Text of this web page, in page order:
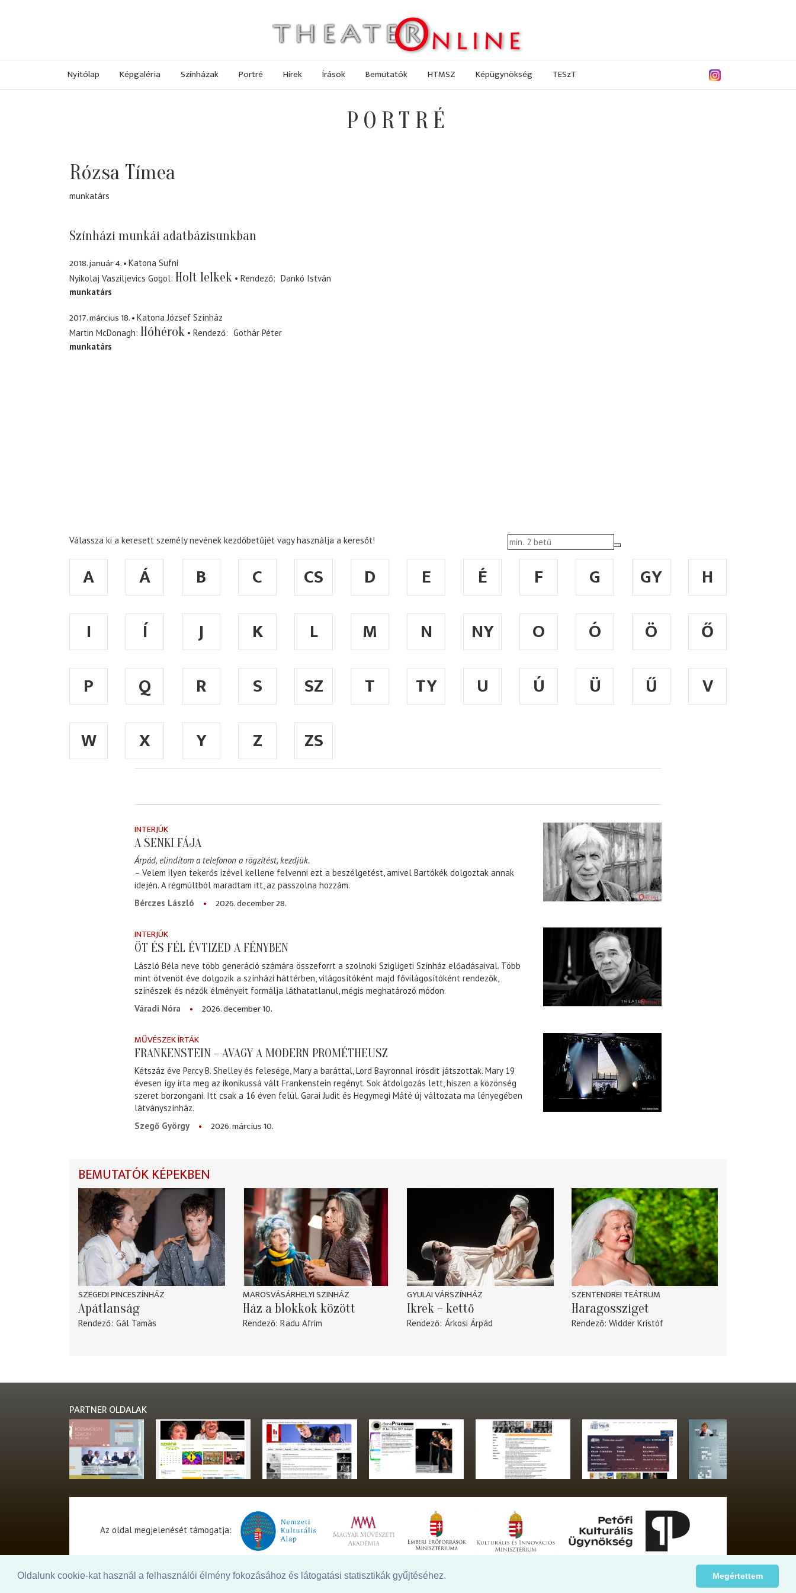
Oldalunk cookie-kat használ a felhasználói élmény fokozásához és látogatási statisztikák gyűjtéséhez. Megértettem
Nyitólap Képgaléria Színházak Portré Hírek Írások Bemutatók HTMSZ Képügynökség TESzT
PORTRÉ
Rózsa Tímea
munkatárs
Színházi munkái adatbázisunkban
2018. január 4.
Katona Sufni
Nyikolaj Vasziljevics Gogol Holt lelkek Rendező
Dankó István
munkatárs
2017. március 18.
Katona József Színház
Martin McDonagh Hóhérok Rendező
Gothár Péter
munkatárs
Válassza ki a keresett személy nevének kezdőbetűjét vagy használja a keresőt!
A Á B C CS D E É F G GY
H
I
Í J K L M N NY O Ó Ö
Ő
P
Q R S SZ T TY U Ú Ü Ű
V
W
X Y Z ZS
INTERJÚK
A SENKI FÁJA
Árpád, elindítom a telefonon a rögzítést, kezdjük.
– Velem ilyen tekerős izével kellene felvenni ezt a beszélgetést, amivel Bartókék dolgoztak annak
idején. A régmúltból maradtam itt, az passzolna hozzám.
Bérczes László
2026. december 28.
INTERJÚK
ÖT ÉS FÉL ÉVTIZED A FÉNYBEN
László Béla neve több generáció számára összeforrt a szolnoki Szigligeti Színház előadásaival. Több
mint ötvenöt éve dolgozik a színházi háttérben, világosítóként majd fővilágosítóként rendezők,
színészek és nézők élményeit formálja láthatatlanul, mégis meghatározó módon.
Váradi Nóra
2026. december 10.
MŰVÉSZEK ÍRTÁK
FRANKENSTEIN – AVAGY A MODERN PROMÉTHEUSZ
Kétszáz éve Percy B. Shelley és felesége, Mary a baráttal, Lord Bayronnal írósdit játszottak. Mary 19
évesen így írta meg az ikonikussá vált Frankenstein regényt. Sok átdolgozás lett, hiszen a közönség
szeret borzongani. Itt csak a 16 éven felül. Garai Judit és Hegymegi Máté új változata ma lényegében
látványszínház.
Szegő György
2026. március 10.
BEMUTATÓK KÉPEKBEN
SZEGEDI PINCESZÍNHÁZ
Apátlanság
Rendező Gál Tamás
MAROSVÁSÁRHELYI SZINHÁZ
Ház a blokkok között
Rendező Radu Afrim
GYULAI VÁRSZÍNHÁZ
Ikrek – kettő
Rendező Árkosi Árpád
SZENTENDREI TEÁTRUM
Haragossziget
Rendező Widder Kristóf
PARTNER OLDALAK
Az oldal megjelenését támogatja: